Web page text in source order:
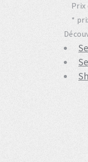
Prix
*